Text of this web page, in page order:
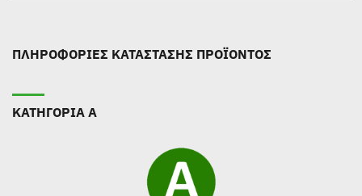
ΠΛΗΡΟΦΟΡΙΕΣ ΚΑΤΑΣΤΑΣΗΣ ΠΡΟΪΟΝΤΟΣ
ΚΑΤΗΓΟΡΙΑ Α